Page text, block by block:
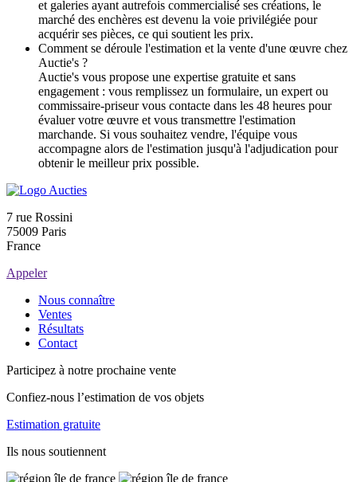
et galeries ayant autrefois commercialisé ses créations, le
marché des enchères est devenu la voie privilégiée pour
acquérir ses pièces, ce qui soutient les prix.
Comment se déroule l'estimation et la vente d'une œuvre chez
Auctie's ?
Auctie's vous propose une expertise gratuite et sans
engagement : vous remplissez un formulaire, un expert ou
commissaire-priseur vous contacte dans les 48 heures pour
évaluer votre œuvre et vous transmettre l'estimation
marchande. Si vous souhaitez vendre, l'équipe vous
accompagne alors de l'estimation jusqu'à l'adjudication pour
obtenir le meilleur prix possible.
7 rue Rossini
75009 Paris
France
Appeler
Nous connaître
Ventes
Résultats
Contact
Participez à notre prochaine vente
Confiez-nous l’estimation de vos objets
Estimation gratuite
Ils nous soutiennent